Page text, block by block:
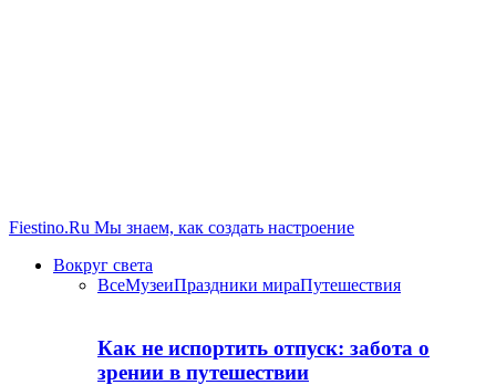
Fiestino.Ru Мы знаем, как создать настроение
Вокруг света
ВсеМузеиПраздники мираПутешествия
Как не испортить отпуск: забота о
зрении в путешествии